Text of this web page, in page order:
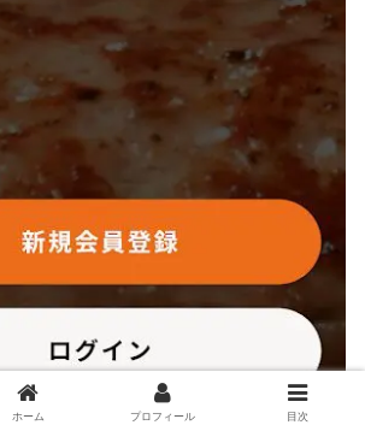
ホーム プロフィール 目次